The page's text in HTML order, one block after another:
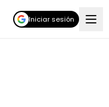
Iniciar sesión